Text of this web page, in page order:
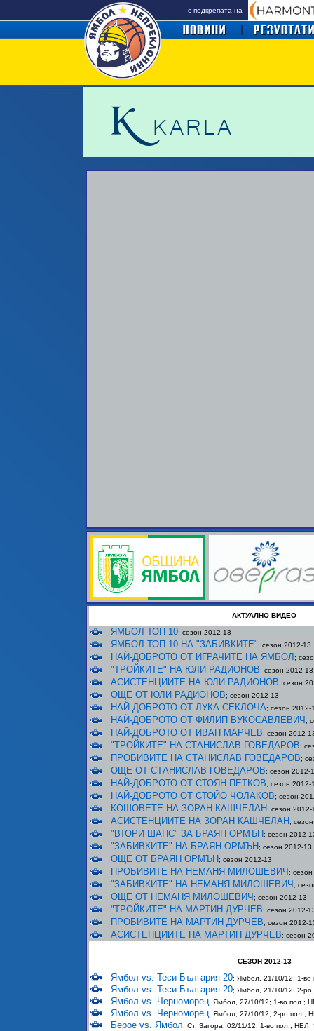
с подкрепата на
АКТУАЛНО ВИДЕО
ЯМБОЛ ТОП 10; сезон 2012-13
ЯМБОЛ ТОП 10 НА "ЗАБИВКИТЕ"; сезон 2012-13
НАЙ-ДОБРОТО ОТ ИГРАЧИТЕ НА ЯМБОЛ ;
"ТРОЙКИТЕ" НА ЮЛИ РАДИОНОВ; сезон 2012-13
АСИСТЕНЦИИТЕ НА ЮЛИ РАДИОНОВ; сезон
ОЩЕ ОТ ЮЛИ РАДИОНОВ; сезон 2012-13
НАЙ-ДОБРОТО ОТ ЛУКА СЕКЛОЧА; сезон 2012-
НАЙ-ДОБРОТО ОТ ФИЛИП ВУКОСАВЛЕВИЧ ;
НАЙ-ДОБРОТО ОТ ИВАН МАРЧЕВ; сезон 2012-
"ТРОЙКИТЕ" НА СТАНИСЛАВ ГОВЕДАРОВ;
ПРОБИВИТЕ НА СТАНИСЛАВ ГОВЕДАРОВ;
ОЩЕ ОТ СТАНИСЛАВ ГОВЕДАРОВ; сезон 2012-
НАЙ-ДОБРОТО ОТ СТОЯН ПЕТКОВ; сезон 2012-
НАЙ-ДОБРОТО ОТ СТОЙО ЧОЛАКОВ; сезон
КОШОВЕТЕ НА ЗОРАН КАШЧЕЛАН ; сезон 2012-
АСИСТЕНЦИИТЕ НА ЗОРАН КАШЧЕЛАН ;
"ВТОРИ ШАНС" ЗА БРАЯН ОРМЪН ; сезон 2012-
"ЗАБИВКИТЕ" НА БРАЯН ОРМЪН ; сезон 2012-13
ОЩЕ ОТ БРАЯН ОРМЪН ; сезон 2012-13
ПРОБИВИТЕ НА НЕМАНЯ МИЛОШЕВИЧ ;
"ЗАБИВКИТЕ" НА НЕМАНЯ МИЛОШЕВИЧ ;
ОЩЕ ОТ НЕМАНЯ МИЛОШЕВИЧ ; сезон 2012-13
"ТРОЙКИТЕ" НА МАРТИН ДУРЧЕВ; сезон 2012-
ПРОБИВИТЕ НА МАРТИН ДУРЧЕВ; сезон 2012-
АСИСТЕНЦИИТЕ НА МАРТИН ДУРЧЕВ; сезон
СЕЗОН 2012-13
Ямбол vs. Теси България 20; Ямбол, 21/10/12; 1-во
Ямбол vs. Теси България 20; Ямбол, 21/10/12; 2-ро
Ямбол vs. Черноморец; Ямбол, 27/10/12; 1-во пол.;
Ямбол vs. Черноморец; Ямбол, 27/10/12; 2-ро пол.;
Берое vs. Ямбол; Ст. Загора, 02/11/12; 1-во пол.; НБЛ,